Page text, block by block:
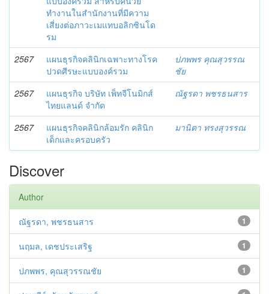
ทำงานในสำนักงานที่มีความ
เสี่ยงต่อภาวะเมแทบอลิกซินโด
รม
2567
แผนธุรกิจคลินิกเฉพาะทางโรค
ปวดศีรษะแบบองค์รวม
ปภพพร คุณสุวรรณ
ชัย
2567
แผนธุรกิจ บริษัท เพ็ทจีโนมิกส์
ไทยแลนด์ จำกัด
ณัฐรดา พชรธนสาร
2567
แผนธุรกิจคลินิกล้อมรัก คลินิก
เด็กและครอบครัว
มานิตา ทรงสุวรรณ
Discover
Author
1
ณัฐรดา, พชรธนสาร
1
นฤมล, เดชประเสริฐ
1
ปภพพร, คุณสุวรรณชัย